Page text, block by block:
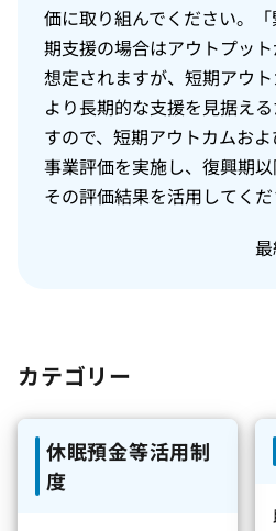
価に取り組んでください。
期支援の場合はアウトプッ
想定されますが、短期アウト
より長期的な支援を見据え
すので、短期アウトカムお
事業評価を実施し、復興期
その評価結果を活用してくだ
カテゴリー
休眠預金等活用制
度